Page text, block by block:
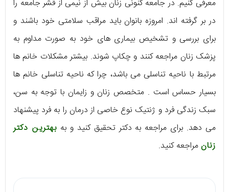
معرفی کنیم. در جامعه کنونی زنان بیش از نیمی از قشر جامعه را
در بر گرفته اند. امروزه بانوان باید مراقب سلامتی خود باشند و
برای بررسی و تشخیص بیماری های خود به صورت مداوم به
پزشک زنان مراجعه کنند و چکاپ شوند. بیشتر مشکلات خانم ها
مرتبط با ناحیه تناسلی می باشد، چرا که ناحیه تناسلی خانم ها
بسیار حساس است . متخصص زنان و زایمان با توجه به سن،
سبک زندگی فرد و ژنتیک نوع خاصی از درمان را به فرد پیشنهاد
می دهد. برای مراجعه به دکتر تحقیق کنید و به بهترین دکتر
زنانمراجعه کنید.